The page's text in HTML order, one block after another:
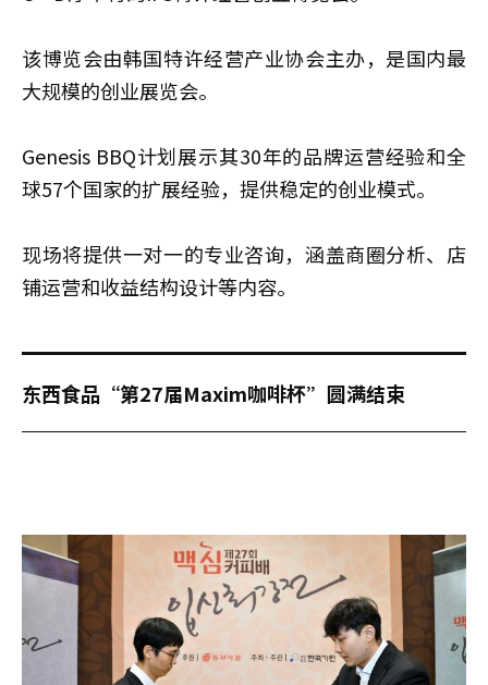
该博览会由韩国特许经营产业协会主办，是国内最
大规模的创业展览会。
Genesis BBQ计划展示其30年的品牌运营经验和全
球57个国家的扩展经验，提供稳定的创业模式。
现场将提供一对一的专业咨询，涵盖商圈分析、店
铺运营和收益结构设计等内容。
东西食品“第27届Maxim咖啡杯”圆满结束